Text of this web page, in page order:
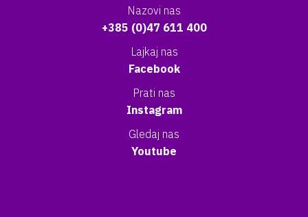
Nazovi nas
+385 (0)47 611 400
Lajkaj nas
Facebook
Prati nas
Instagram
Gledaj nas
Youtube